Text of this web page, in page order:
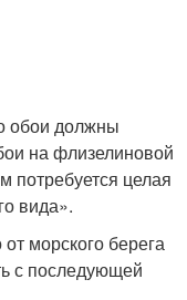
обои должны
на флизелиновой
потребуется целая
вида».
морского берега
с последующей